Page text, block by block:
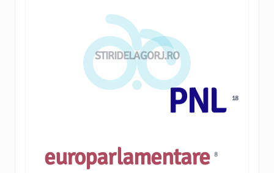
STIRIDELAGORJ.RO
PNL 18
europarlamentare8